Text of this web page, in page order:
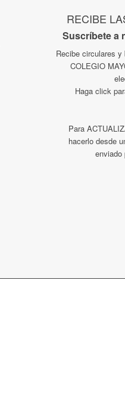
RECIBE
Suscríbete a
Recibe circulares
COLEGIO
Haga click
Para